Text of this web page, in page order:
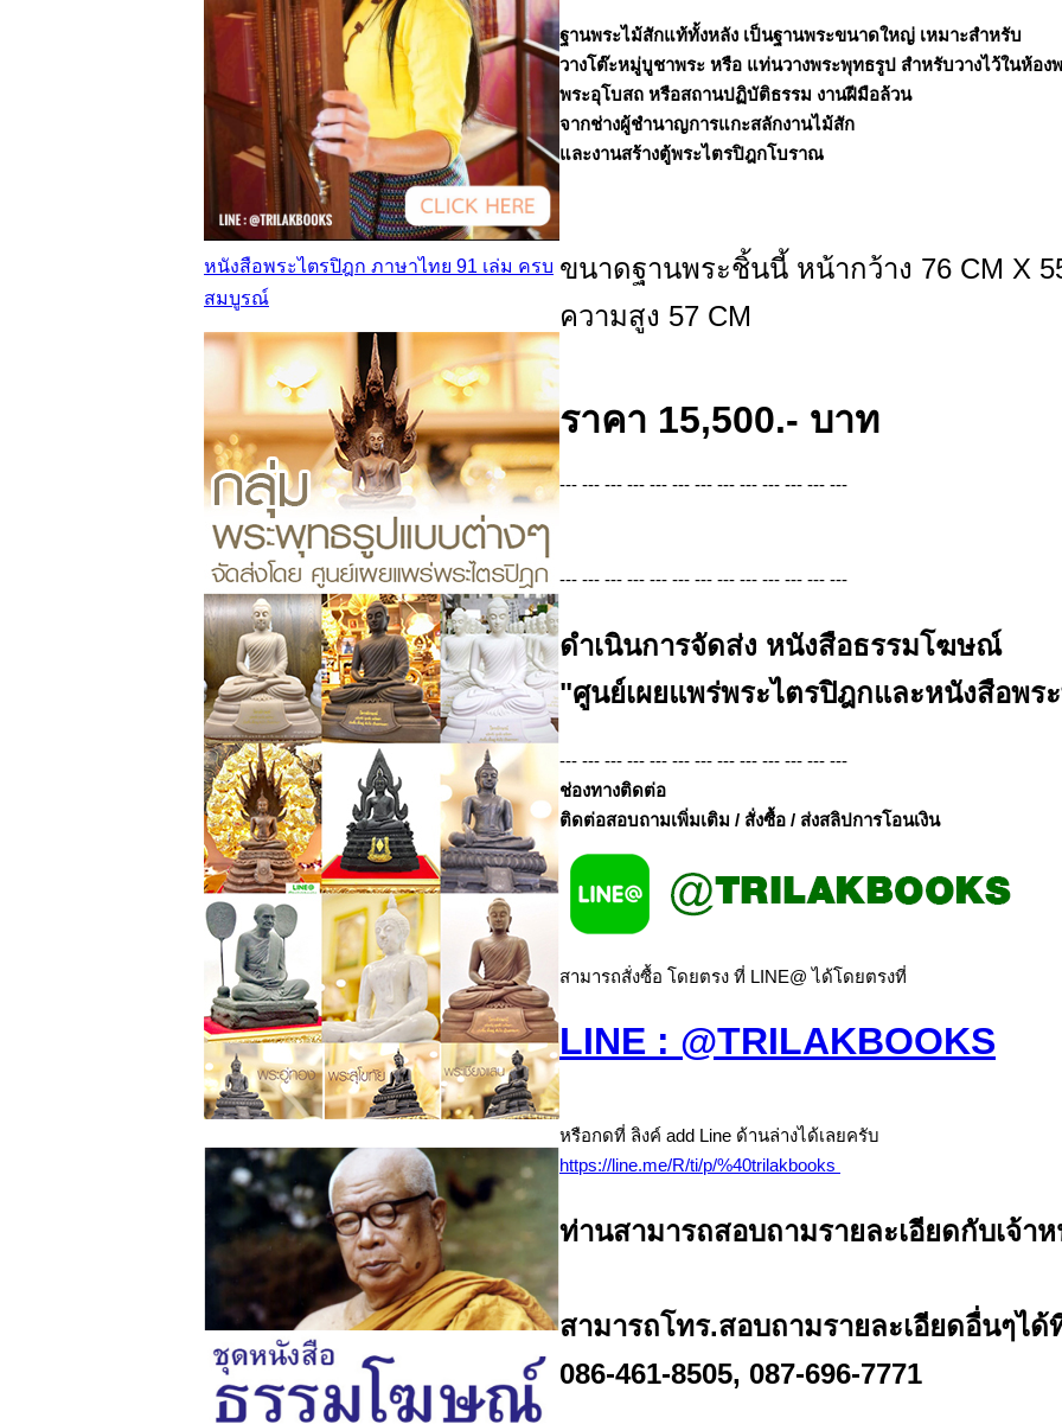
หนังสือพระไตรปิฎก ภาษาไทย 91 เล่ม ครบ
สมบูรณ์
ฐานพระไม้สักแท้ทั้งหลัง เป็นฐานพระขนาดใหญ่ เหมาะสำหรับ
วางโต๊ะหมู่บูชาพระ หรือ แท่นวางพระพุทธรูป สำหรับวางไว้ในห้อง
พระอุโบสถ หรือสถานปฏิบัติธรรม งานฝีมือล้วน
จากช่างผู้ชำนาญการแกะสลักงานไม้สัก
และงานสร้างตู้พระไตรปิฎกโบราณ
ขนาดฐานพระชิ้นนี้ หน้ากว้าง 76 CM X
ความสูง 57 CM
ราคา 15,500.- บาท
--- --- --- --- --- --- --- --- --- --- --- --- ---
--- --- --- --- --- --- --- --- --- --- --- --- ---
ดำเนินการจัดส่ง หนังสือธรรมโฆษณ์
"ศูนย์เผยแพร่พระไตรปิฎกและหนังสือพ
--- --- --- --- --- --- --- --- --- --- --- --- ---
ช่องทางติดต่อ
ติดต่อสอบถามเพิ่มเติม / สั่งซื้อ / ส่งสลิปการโอนเงิน
สามารถสั่งซื้อ โดยตรง ที่ LINE@ ได้โดยตรงที่
LINE : @TRILAKBOOKS
หรือกดที่ ลิงค์ add Line ด้านล่างได้เลยครับ
https://line.me/R/ti/p/%40trilakbooks
ท่านสามารถสอบถามรายละเอียดกับเจ้า
สามารถโทร.สอบถามรายละเอียดอื่นๆได้
086-461-8505, 087-696-7771